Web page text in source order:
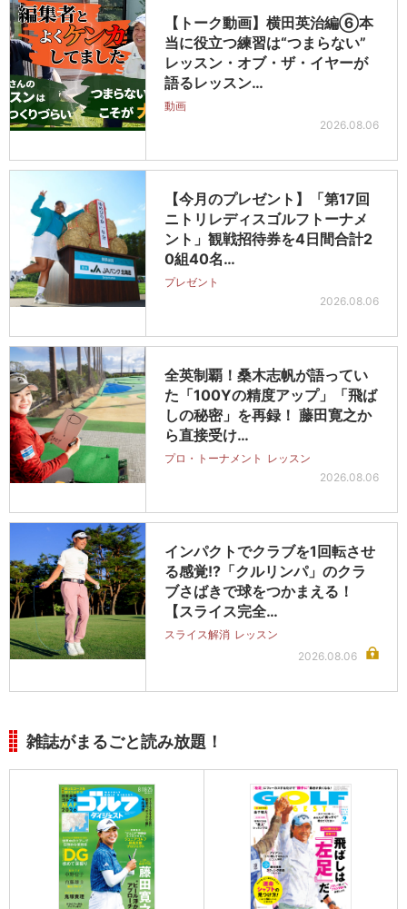
【トーク動画】横田英治編⑥本
当に役立つ練習は“つまらない”
レッスン・オブ・ザ・イヤーが
語るレッスン…
動画
2026.08.06
【今月のプレゼント】「第17回
ニトリレディスゴルフトーナメ
ント」観戦招待券を4日間合計2
0組40名…
プレゼント
2026.08.06
全英制覇！桑木志帆が語ってい
た「100Yの精度アップ」「飛ば
しの秘密」を再録！ 藤田寛之か
ら直接受け…
プロ・トーナメント レッスン
2026.08.06
インパクトでクラブを1回転させ
る感覚!?「クルリンパ」のクラ
ブさばきで球をつかまえる！
【スライス完全…
スライス解消 レッスン
2026.08.06
雑誌がまるごと読み放題！